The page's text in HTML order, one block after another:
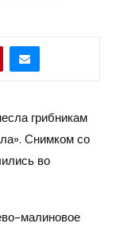
грибникам
Снимком со
во
малиновое